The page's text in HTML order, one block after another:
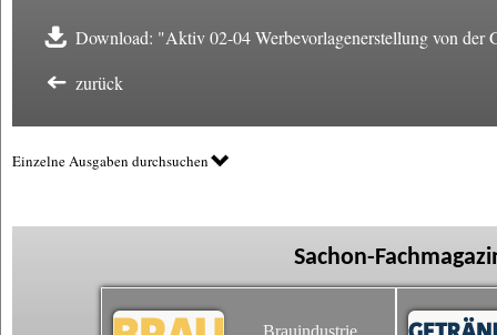
Download: "Aktiv 02-04 Werbevorlagenerstellung von der
zurück
Einzelne Ausgaben durchsuchen
Sachon-
Brauindustrie